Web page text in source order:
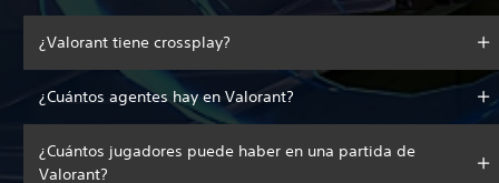
¿Valorant tiene crossplay?
¿Cuántos agentes hay en Valorant?
¿Cuántos jugadores puede haber en una partida de
Valorant?